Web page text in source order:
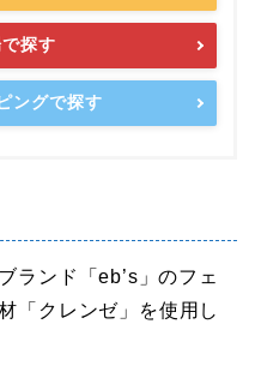
探す
ングで探す
ランド「eb’s」のフェ
「クレンゼ」を使用し